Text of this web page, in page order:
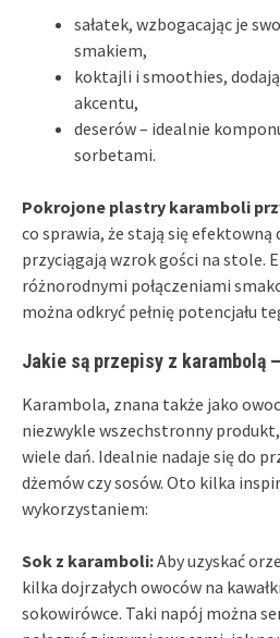
sałatek, wzbogacając je
smakiem,
koktajli i smoothies,
akcentu,
deserów – idealnie
sorbetami.
Pokrojone plastry karamboli
co sprawia, że stają się efektowną
przyciągają wzrok gości na stole.
różnorodnymi połączeniami
można odkryć pełnię potencjału
Jakie są przepisy z karambolą
Karambola, znana także jako
niezwykle wszechstronny
wiele dań. Idealnie nadaje się do
dżemów czy sosów. Oto kilka
wykorzystaniem:
Sok z karamboli:Aby uzyskać
kilka dojrzałych owoców na
sokowirówce. Taki napój można